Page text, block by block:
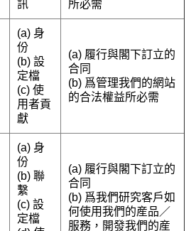
訊
所必需
(a) 身
份
(b) 設
定檔
(c) 使
用者貢
獻
(a) 履行與閣下訂立的
合同
(b) 爲管理我們的網站
的合法權益所必需
(a) 身
份
(b) 聯
繫
(c) 設
定檔
(a) 履行與閣下訂立的
合同
(b) 爲我們研究客戶如
何使用我們的産品／
服務，開發我們的産